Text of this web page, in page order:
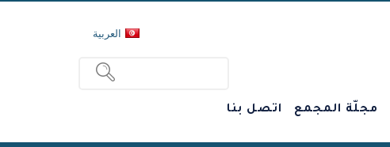
العربية
مجلّة المجمع اتصل بنا